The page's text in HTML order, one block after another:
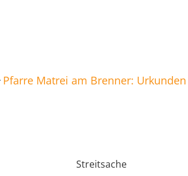
Pfarre Matrei am Brenner: Urkunden
Streitsache